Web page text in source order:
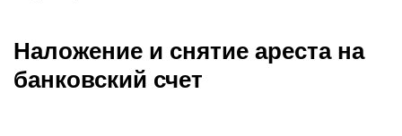
Наложение и снятие ареста на
банковский счет